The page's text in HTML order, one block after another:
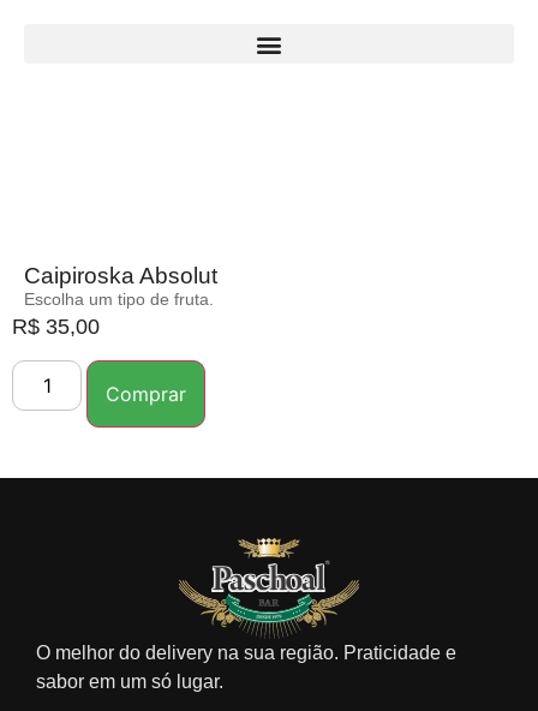
Caipiroska Absolut
Escolha um tipo de fruta.
R$ 35,00
Comprar
O melhor do delivery na sua região. Praticidade e
sabor em um só lugar.